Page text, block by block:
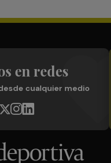
en redes
cualquier medio